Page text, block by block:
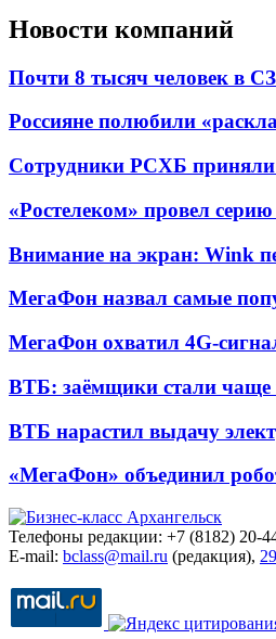
Новости компаний
Почти 8 тысяч человек в
Россияне полюбили
Сотрудники РСХБ приняли
«Ростелеком» провел
Внимание на экран: Wink
МегаФон назвал самые
МегаФон охватил 4G-
ВТБ: заёмщики стали чаще
ВТБ нарастил выдачу
«МегаФон» объединил
Телефоны редакции: +7 (8182) 20-
E-mail: bclass@mail.ru (редакция),